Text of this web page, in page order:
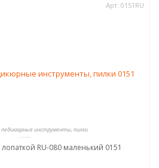
Арт. 0151RU
инструменты, пилки
RU-080 маленький 0151